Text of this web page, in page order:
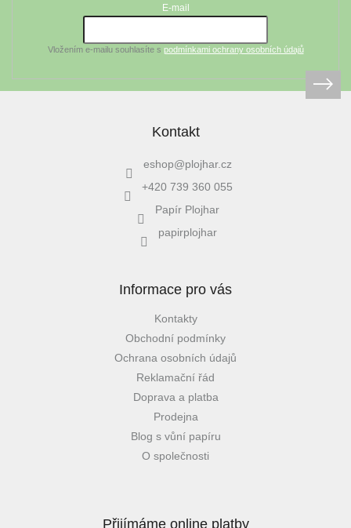
E-mail
Vložením e-mailu souhlasíte s podmínkami ochrany osobních údajů
Kontakt
eshop@plojhar.cz
+420 739 360 055
Papír Plojhar
papirplojhar
Informace pro vás
Kontakty
Obchodní podmínky
Ochrana osobních údajů
Reklamační řád
Doprava a platba
Prodejna
Blog s vůní papíru
O společnosti
Přijímáme online platby